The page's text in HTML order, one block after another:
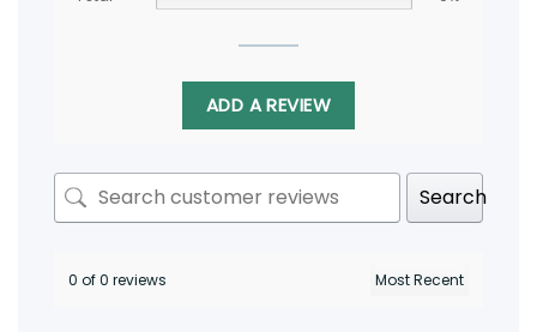
ADD A REVIEW
Search
0 of 0 reviews